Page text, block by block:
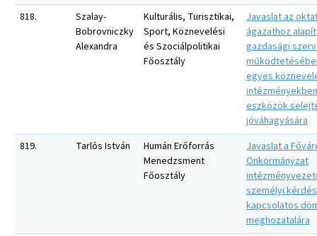
818.
Szalay-
Bobrovniczky
Alexandra
Kulturális, Turisztikai,
Sport, Köznevelési
és Szociálpolitikai
Főosztály
Javaslat az
ágazathoz
gazdasági
egyes
eszközök
jóváhagyására
819.
Tarlós István
Humán Erőforrás
Menedzsment
Főosztály
Javaslat a
Önkormányzat
személyi
kapcsolatos
meghozatalára